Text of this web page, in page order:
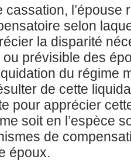
l’épouse
selon
la disparité
prévisible des
du régime
de cette
pour apprécier
soit en l’espèce
de
époux.